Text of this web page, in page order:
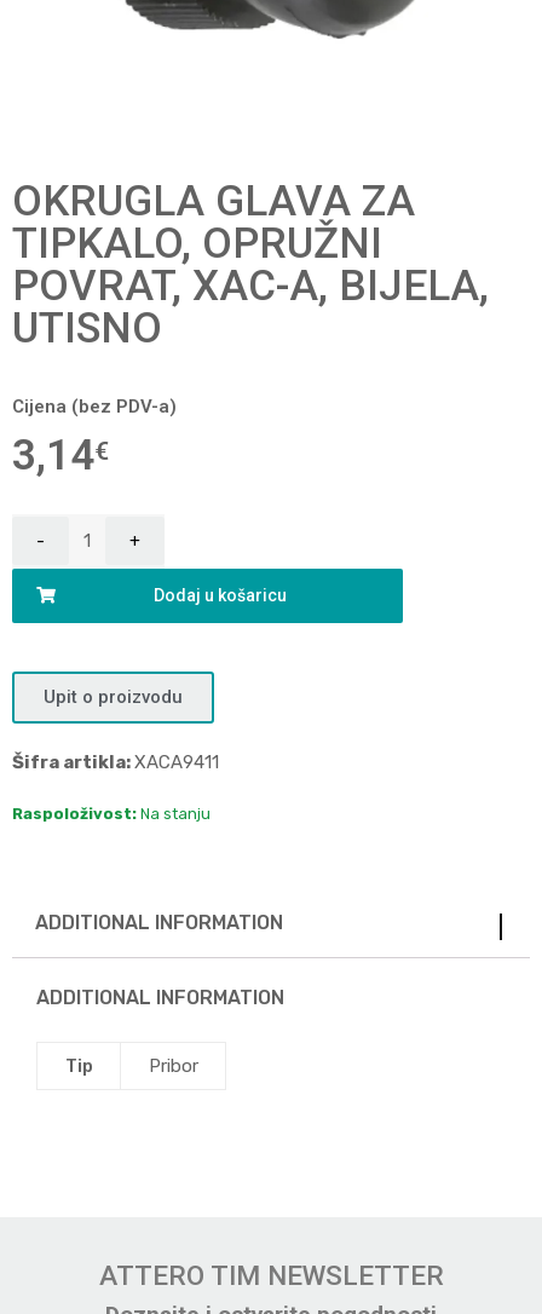
OKRUGLA GLAVA ZA
TIPKALO, OPRUŽNI
POVRAT, XAC-A, BIJELA,
UTISNO
Cijena (bez PDV-a)
3,14€
Dodaj u košaricu
Upit o proizvodu
Šifra artikla:XACA9411
Raspoloživost: Na stanju
ADDITIONAL INFORMATION
ADDITIONAL INFORMATION
Tip Pribor
ATTERO TIM NEWSLETTER